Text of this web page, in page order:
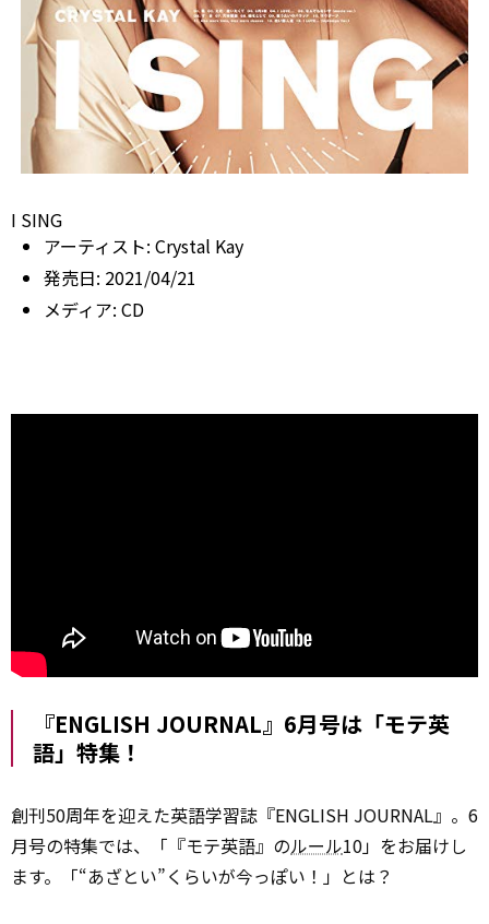
I SING
アーティスト: Crystal Kay
発売日: 2021/04/21
メディア: CD
『ENGLISH JOURNAL』6月号は「モテ英
語」特集！
創刊50周年を迎えた英語学習誌『ENGLISH JOURNAL』。6
月号の特集では、「『モテ英語』のルール10」をお届けし
ます。「“あざとい”くらいが今っぽい！」とは？